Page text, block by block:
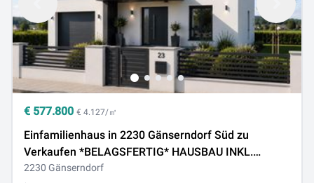
€ 577.800 € 4.127/㎡
Einfamilienhaus in 2230 Gänserndorf Süd zu
Verkaufen *BELAGSFERTIG* HAUSBAU INKL.
GRUNDSTÜCK * NEUBAUPROJEKT*
2230 Gänserndorf